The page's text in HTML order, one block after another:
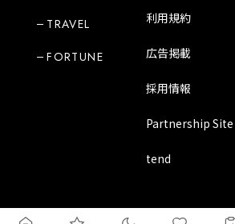
TRAVEL
FORTUNE
利用規約
広告掲載
採用情報
Partnership Site
tend
Copyright Mode Media Japan